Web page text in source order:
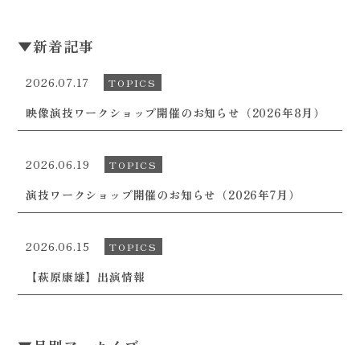
▼新着記事
2026.07.17 TOPICS
映像演技ワークショップ開催のお知らせ（2026年8月）
2026.06.19 TOPICS
演技ワークショップ開催のお知らせ（2026年7月）
2026.06.15 TOPICS
【萩原康雄】出演情報